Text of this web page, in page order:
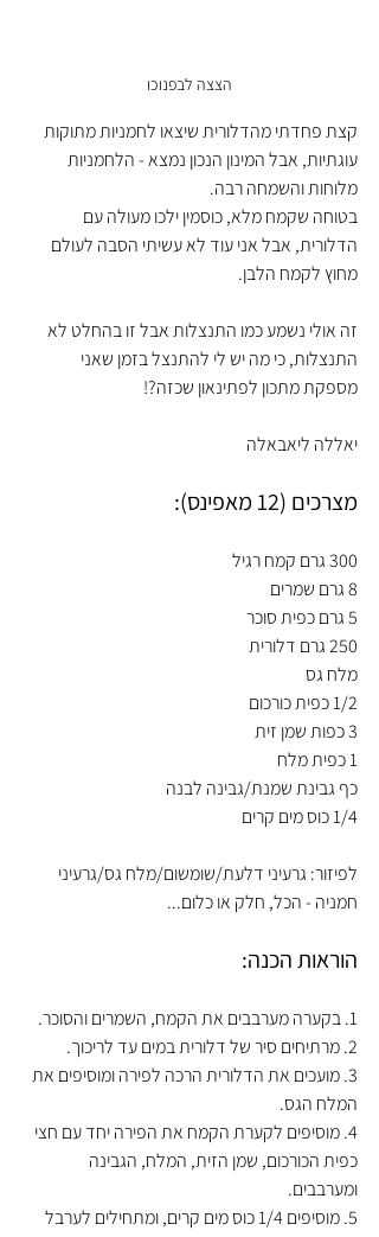
הצצה לבפנוכו
קצת פחדתי מהדלורית שיצאו לחמניות מתוקות
עוגתיות, אבל המינון הנכון נמצא - הלחמניות
מלוחות והשמחה רבה.
בטוחה שקמח מלא, כוסמין ילכו מעולה עם
הדלורית, אבל אני עוד לא עשיתי הסבה לעולם
מחוץ לקמח הלבן.
זה אולי נשמע כמו התנצלות אבל זו בהחלט לא
התנצלות, כי מה יש לי להתנצל בזמן שאני
מספקת מתכון לפתינאון שכזה?!
יאללה ליאבאלה
מצרכים (12 מאפינס):
300 גרם קמח רגיל
8 גרם שמרים
5 גרם כפית סוכר
250 גרם דלורית
מלח גס
1/2 כפית כורכום
3 כפות שמן זית
1 כפית מלח
כף גבינת שמנת/גבינה לבנה
1/4 כוס מים קרים
לפיזור: גרעיני דלעת/שומשום/מלח גס/גרעיני
חמניה - הכל, חלק או כלום...
הוראות הכנה:
1. בקערה מערבבים את הקמח, השמרים והסוכר.
2. מרתיחים סיר של דלורית במים עד לריכוך.
3. מועכים את הדלורית הרכה לפירה ומוסיפים את
המלח הגס.
4. מוסיפים לקערת הקמח את הפירה יחד עם חצי
כפית הכורכום, שמן הזית, המלח, הגבינה
ומערבבים.
5. מוסיפים 1/4 כוס מים קרים, ומתחילים לערבל